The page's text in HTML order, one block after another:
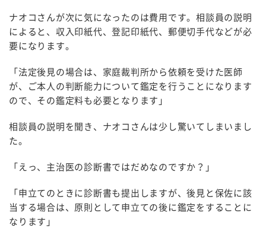
ナオコさんが次に気になったのは費用です。相談員の説明
によると、収入印紙代、登記印紙代、郵便切手代などが必
要になります。
「法定後見の場合は、家庭裁判所から依頼を受けた医師
が、ご本人の判断能力について鑑定を行うことになります
ので、その鑑定料も必要となります」
相談員の説明を聞き、ナオコさんは少し驚いてしまいまし
た。
「えっ、主治医の診断書ではだめなのですか？」
「申立てのときに診断書も提出しますが、後見と保佐に該
当する場合は、原則として申立ての後に鑑定をすることに
なります」